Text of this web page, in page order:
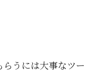
うには大事なツー